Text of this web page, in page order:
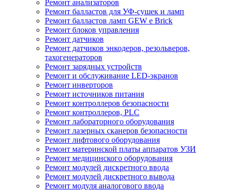
Ремонт анализаторов
Ремонт балластов для УФ-сушек и ламп
Ремонт балластов ламп GEW e Brick
Ремонт блоков управления
Ремонт датчиков
Ремонт датчиков энкодеров, резольверов,
тахогенераторов
Ремонт зарядных устройств
Ремонт и обслуживание LED-экранов
Ремонт инверторов
Ремонт источников питания
Ремонт контроллеров безопасности
Ремонт контроллеров, PLC
Ремонт лабораторного оборудования
Ремонт лазерных сканеров безопасности
Ремонт лифтового оборудования
Ремонт материнской платы аппаратов УЗИ
Ремонт медицинского оборудования
Ремонт модулей дискретного ввода
Ремонт модулей дискретного вывода
Ремонт модуля аналогового ввода